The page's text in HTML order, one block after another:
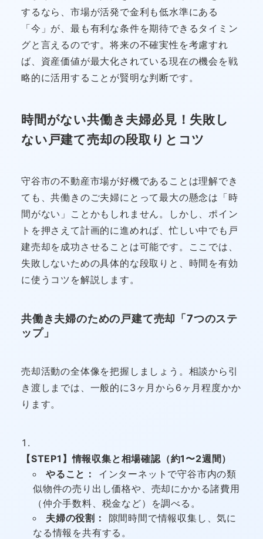
するなら、市場が活発で金利も低水準にある
「今」が、最も有利な条件を期待できるタイミン
グと言えるのです。将来の不確実性を考慮すれ
ば、資産価値が最大化されている現在の機会を戦
略的に活用することが賢明な判断です。
時間がない共働き夫婦必見！失敗し
ない戸建て売却の段取りとコツ
守谷市の不動産市場が好機であることは理解でき
ても、共働きのご夫婦にとって最大の懸念は「時
間がない」ことかもしれません。しかし、ポイン
トを押さえて計画的に進めれば、忙しい中でも戸
建売却を成功させることは可能です。ここでは、
失敗しないための具体的な段取りと、時間を有効
に使うコツを解説します。
共働き夫婦のための戸建て売却「7つのステ
ップ」
売却活動の全体像を把握しましょう。相談から引
き渡しまでは、一般的に3ヶ月から6ヶ月程度かか
ります。
【STEP1】情報収集と相場確認（約1〜2週間）
やること：
インターネットで守谷市内の類
似物件の売り出し価格や、売却にかかる諸費用
（仲介手数料、税金など）を調べる。
夫婦の役割：
隙間時間で情報収集し、気に
なる情報を共有する。